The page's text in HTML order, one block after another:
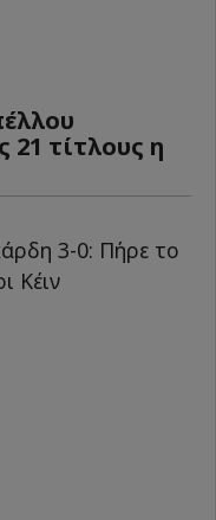
21 τίτλους η